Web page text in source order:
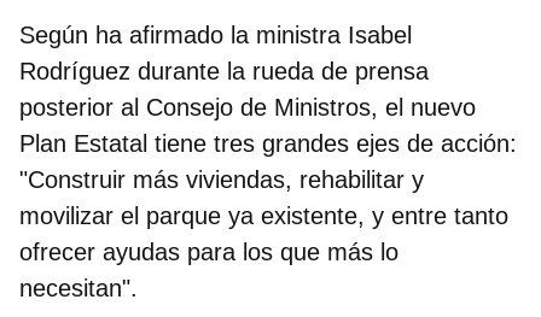
Según ha afirmado la ministra Isabel
Rodríguez durante la rueda de prensa
posterior al Consejo de Ministros, el nuevo
Plan Estatal tiene tres grandes ejes de acción:
"Construir más viviendas, rehabilitar y
movilizar el parque ya existente, y entre tanto
ofrecer ayudas para los que más lo
necesitan".